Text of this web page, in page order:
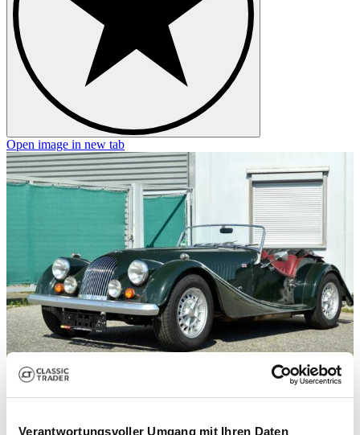
Verantwortungsvoller Umgang mit Ihren Daten
Open image in new tab
1/24
Classic Auction